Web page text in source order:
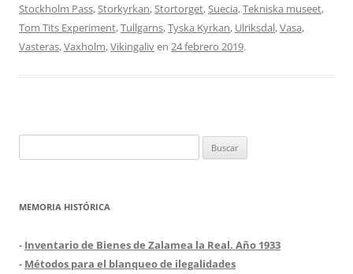
Stockholm Pass,Storkyrkan,Stortorget,Suecia,Tekniska museet,
Tom Tits Experiment,Tullgarns,Tyska Kyrkan, Ulriksdal,Vasa,
Vasteras,Vaxholm,Vikingaliven 24 febrero 2019.
MEMORIA HISTÓRICA
- Inventario de Bienes de Zalamea la Real. Año 1933
- Métodos para el blanqueo de ilegalidades